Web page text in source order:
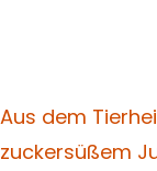
Aus dem
zuckersüßem